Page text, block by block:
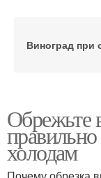
Виноград при
Обрежьте
холодам